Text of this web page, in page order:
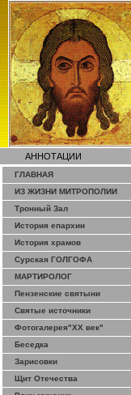
АННОТАЦИИ
ГЛАВНАЯ
ИЗ ЖИЗНИ МИТРОПОЛИИ
Тронный Зал
История епархии
История храмов
Сурская ГОЛГОФА
МАРТИРОЛОГ
Пензенские святыни
Святые источники
Фотогалерея"ХХ век"
Беседка
Зарисовки
Щит Отечества